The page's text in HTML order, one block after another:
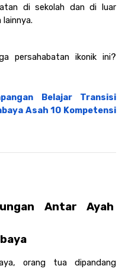
di sekolah dan di luar
persahabatan ikonik ini?
Belajar Transisi
Asah 10 Kompetensi
Antar Ayah
orang tua dipandang